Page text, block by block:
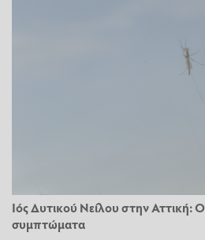
Ιός Δυτικού Νείλου στην Αττική:
συμπτώματα